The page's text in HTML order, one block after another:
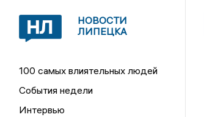
НОВОСТИ
ЛИПЕЦКА
100 самых влиятельных людей
События недели
Интервью